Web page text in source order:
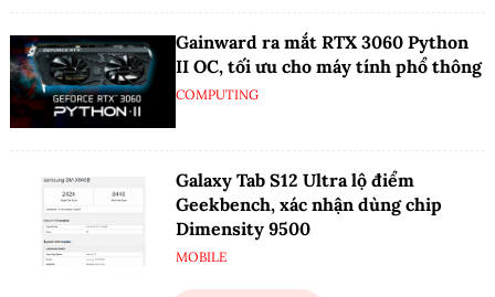
Gainward ra mắt RTX 3060 Python
II OC, tối ưu cho máy tính phổ thông
COMPUTING
Galaxy Tab S12 Ultra lộ điểm
Geekbench, xác nhận dùng chip
Dimensity 9500
MOBILE